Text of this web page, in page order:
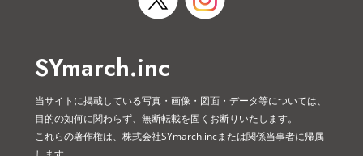
SYmarch.inc
当サイトに掲載している写真・画像・図面・データ等については、
目的の如何に関わらず、無断転載を固くお断りいたします。
これらの著作権は、株式会社SYmarch.incまたは関係当事者に帰属